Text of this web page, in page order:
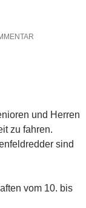
und Herren
zu fahren.
sind
vom 10. bis